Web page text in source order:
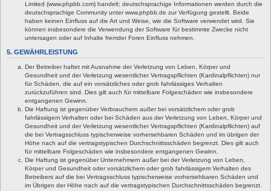
Limited (www.phpbb.com) handelt; deutschsprachige Informationen werden durch die
deutschsprachige Community unter www.phpbb.de zur Verfügung gestellt. Beide
haben keinen Einfluss auf die Art und Weise, wie die Software verwendet wird. Sie
können insbesondere die Verwendung der Software für bestimmte Zwecke nicht
untersagen oder auf Inhalte fremder Foren Einfluss nehmen.
5. GEWÄHRLEISTUNG
Der Betreiber haftet mit Ausnahme der Verletzung von Leben, Körper und
Gesundheit und der Verletzung wesentlicher Vertragspflichten (Kardinalpflichten) nur
für Schäden, die auf ein vorsätzliches oder grob fahrlässiges Verhalten
zurückzuführen sind. Dies gilt auch für mittelbare Folgeschäden wie insbesondere
entgangenen Gewinn.
Die Haftung ist gegenüber Verbrauchern außer bei vorsätzlichem oder grob
fahrlässigem Verhalten oder bei Schäden aus der Verletzung von Leben, Körper und
Gesundheit und der Verletzung wesentlicher Vertragspflichten (Kardinalpflichten) auf
die bei Vertragsschluss typischerweise vorhersehbaren Schäden und im übrigen der
Höhe nach auf die vertragstypischen Durchschnittsschäden begrenzt. Dies gilt auch
für mittelbare Folgeschäden wie insbesondere entgangenen Gewinn.
Die Haftung ist gegenüber Unternehmern außer bei der Verletzung von Leben,
Körper und Gesundheit oder vorsätzlichem oder grob fahrlässigem Verhalten des
Betreibers auf die bei Vertragsschluss typischerweise vorhersehbaren Schäden und
im Übrigen der Höhe nach auf die vertragstypischen Durchschnittsschäden begrenzt.